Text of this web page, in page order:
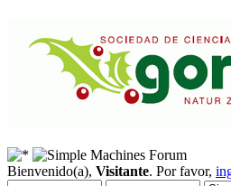
Bienvenido(a), Visitante. Por favor,